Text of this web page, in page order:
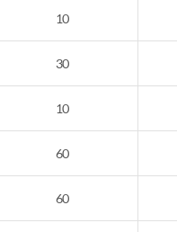
10
30
10
60
60